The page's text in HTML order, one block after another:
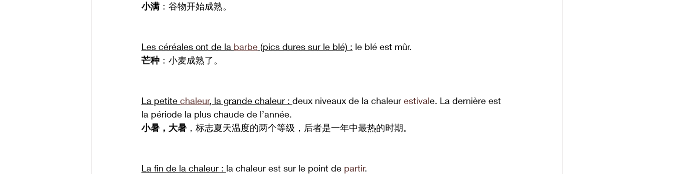
小满 ：谷物开始成熟。
Les céréales ont de la barbe (pics dures sur le blé) : le blé est mûr.
芒种 ：小麦成熟了。
La petite chaleur, la grande chaleur : deux niveaux de la chaleur estivale. La dernière est
la période la plus chaude de l’année.
小暑，大暑 ，标志夏天温度的两个等级，后者是一年中最热的时期。
La fin de la chaleur : la chaleur est sur le point de partir.